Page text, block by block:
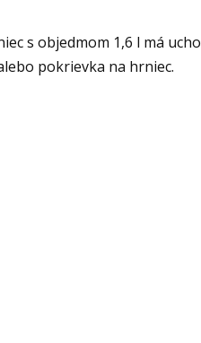
s objedmom 1,6 l má ucho
pokrievka na hrniec.